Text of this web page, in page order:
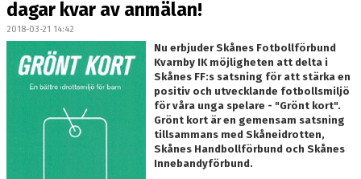
BILDGALLERI
DOKUMENT
MEDLEMSKAP
dagar kvar av anmälan!
2018-03-21 14:42
Nu erbjuder Skånes Fotbollförbund
Kvarnby IK möjligheten att delta i
Skånes FF:s satsning för att stärka en
positiv och utvecklande fotbollsmiljö
för våra unga spelare - "Grönt kort".
Grönt kort är en gemensam satsning
tillsammans med Skåneidrotten,
Skånes Handbollförbund och Skånes
Innebandyförbund.